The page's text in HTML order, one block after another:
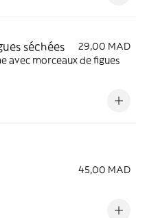
séchées
29,00 MAD
avec morceaux de figues
45,00 MAD